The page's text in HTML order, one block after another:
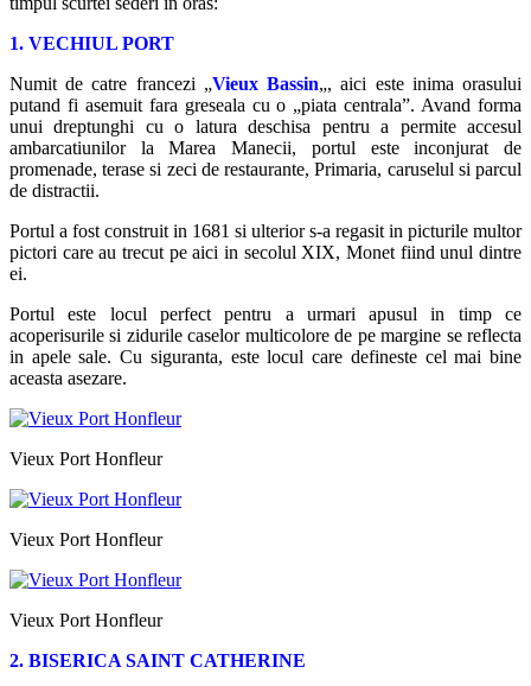
1. VECHIUL PORT
Numit de catre francezi „Vieux Bassin„, aici este inima orasului
putand fi asemuit fara greseala cu o „piata centrala”. Avand forma
unui dreptunghi cu o latura deschisa pentru a permite accesul
ambarcatiunilor la Marea Manecii, portul este inconjurat de
promenade, terase si zeci de restaurante, Primaria, caruselul si parcul
de distractii.
Portul a fost construit in 1681 si ulterior s-a regasit in picturile multor
pictori care au trecut pe aici in secolul XIX, Monet fiind unul dintre
ei.
Portul este locul perfect pentru a urmari apusul in timp ce
acoperisurile si zidurile caselor multicolore de pe margine se reflecta
in apele sale. Cu siguranta, este locul care defineste cel mai bine
aceasta asezare.
Vieux Port Honfleur
Vieux Port Honfleur
Vieux Port Honfleur
2. BISERICA SAINT CATHERINE